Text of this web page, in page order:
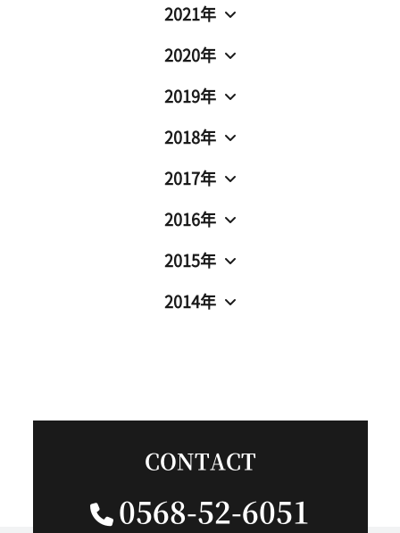
2021年
2020年
2019年
2018年
2017年
2016年
2015年
2014年
CONTACT
0568-52-6051